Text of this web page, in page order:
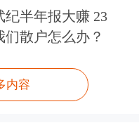
半年报大赚 23
散户怎么办？
内容